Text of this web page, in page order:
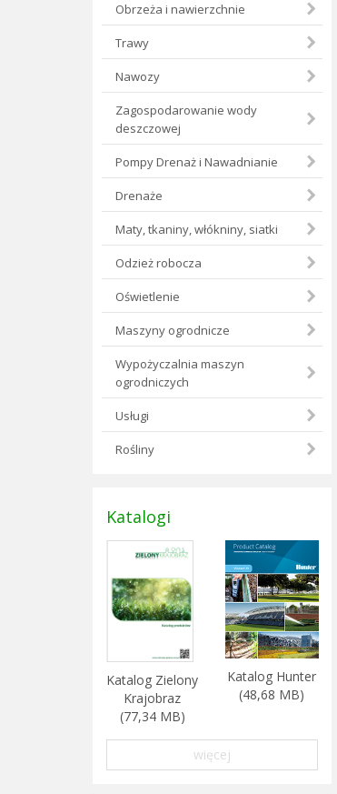
Obrzeża i nawierzchnie
Trawy
Nawozy
Zagospodarowanie wody
deszczowej
Pompy Drenaż i Nawadnianie
Drenaże
Maty, tkaniny, włókniny, siatki
Odzież robocza
Oświetlenie
Maszyny ogrodnicze
Wypożyczalnia maszyn
ogrodniczych
Usługi
Rośliny
Katalogi
Katalog Zielony
Krajobraz
(77,34 MB)
Katalog Hunter
(48,68 MB)
więcej